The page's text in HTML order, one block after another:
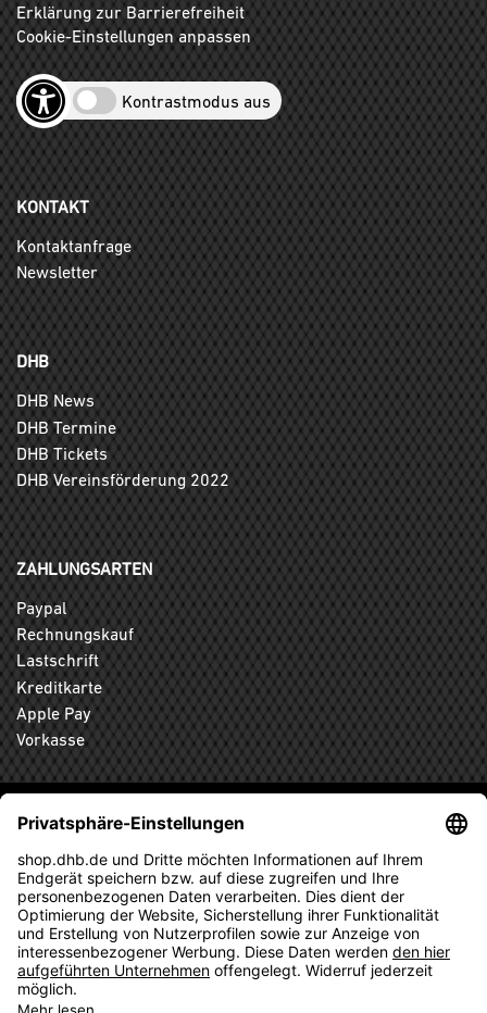
Erklärung zur Barrierefreiheit
Cookie-Einstellungen anpassen
Kontrastmodus aus
KONTAKT
Kontaktanfrage
Newsletter
DHB
DHB News
DHB Termine
DHB Tickets
DHB Vereinsförderung 2022
ZAHLUNGSARTEN
Paypal
Rechnungskauf
Lastschrift
Kreditkarte
Apple Pay
Vorkasse
ABONNIEREN SIE DEN KOSTENLOSEN DHB-FANSHOP
NEWSLETTER UND VERPASSEN SIE KEINE NEUIGKEIT ODER
AKTION MEHR.
ANMELDEN